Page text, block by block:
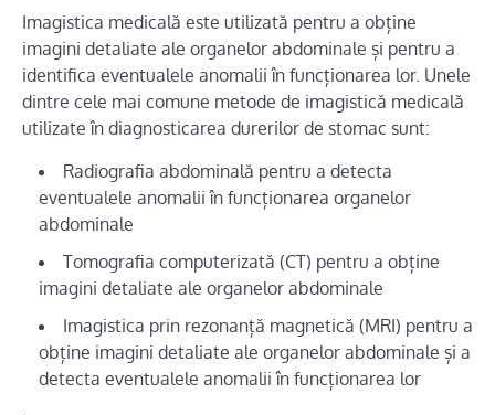
Imagistica medicală este utilizată pentru a obține
imagini detaliate ale organelor abdominale și pentru a
identifica eventualele anomalii în funcționarea lor. Unele
dintre cele mai comune metode de imagistică medicală
utilizate în diagnosticarea durerilor de stomac sunt:
Radiografia abdominală pentru a detecta
eventualele anomalii în funcționarea organelor
abdominale
Tomografia computerizată (CT) pentru a obține
imagini detaliate ale organelor abdominale
Imagistica prin rezonanță magnetică (MRI) pentru a
obține imagini detaliate ale organelor abdominale și a
detecta eventualele anomalii în funcționarea lor